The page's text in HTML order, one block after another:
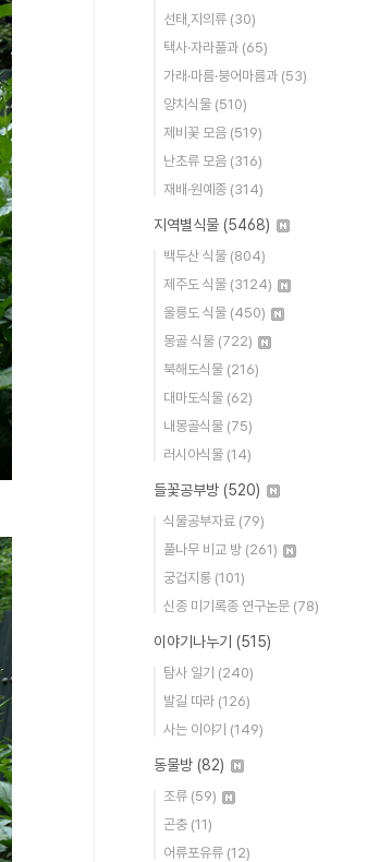
선태,지의류 (30)
택사·자라풀과 (65)
가래·마름·붕어마름과 (53)
양치식물 (510)
제비꽃 모음 (519)
난초류 모음 (316)
재배·원예종 (314)
지역별식물 (5468)
백두산 식물 (804)
제주도 식물 (3124)
울릉도 식물 (450)
몽골 식물 (722)
북해도식물 (216)
대마도식물 (62)
내몽골식물 (75)
러시아식물 (14)
들꽃공부방 (520)
식물공부자료 (79)
풀나무 비교 방 (261)
궁겁지롱 (101)
신종 미기록종 연구논문 (78)
이야기나누기 (515)
탐사 일기 (240)
발길 따라 (126)
사는 이야기 (149)
동물방 (82)
조류 (59)
곤충 (11)
어류포유류 (12)